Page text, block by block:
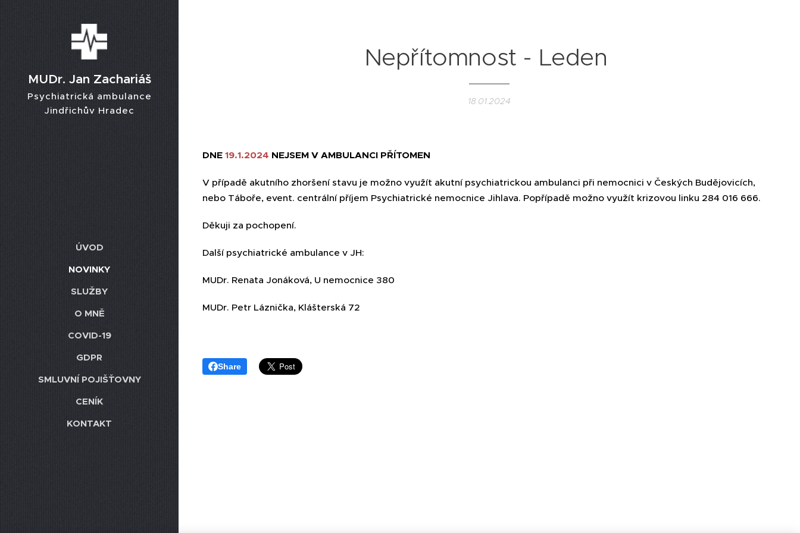
MUDr. Jan Zachariáš
Psychiatrická ambulance
Jindřichův Hradec
ÚVOD
NOVINKY
SLUŽBY
O MNĚ
COVID-19
GDPR
SMLUVNÍ POJIŠŤOVNY
CENÍK
KONTAKT
Nepřítomnost - Leden
18.01.2024
DNE 19.1.2024 NEJSEM V AMBULANCI PŘÍTOMEN
V případě akutního zhoršení stavu je možno využít akutní psychiatrickou ambulanci při nemocnici v Českých Budějovicích,
nebo Táboře, event. centrální příjem Psychiatrické nemocnice Jihlava. Popřípadě možno využít krizovou linku 284 016 666.
Děkuji za pochopení.
Další psychiatrické ambulance v JH:
MUDr. Renata Jonáková, U nemocnice 380
MUDr. Petr Láznička, Klášterská 72
Share